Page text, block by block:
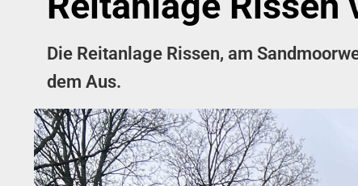
Die Reitanlage Rissen, am
dem Aus.